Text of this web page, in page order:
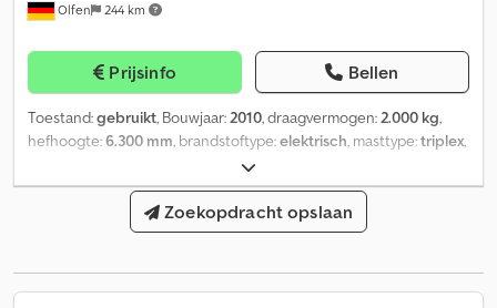
Olfen 244 km
Prijsinfo Bellen
Toestand:gebruikt, Bouwjaar:2010, draagvermogen:2.000 kg,
hefhoogte:6.300 mm, brandstoftype:elektrisch, masttype:triplex,
, bandenconditie:
Zoekopdracht opslaan